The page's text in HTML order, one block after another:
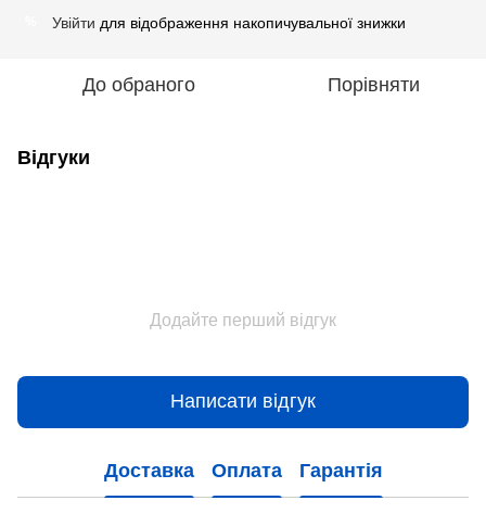
Увійти для відображення накопичувальної знижки
До обраного Порівняти
Відгуки
Додайте перший відгук
Написати відгук
Доставка Оплата Гарантія